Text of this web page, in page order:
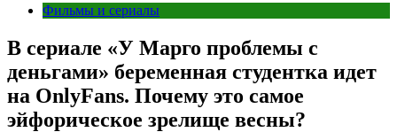
Фильмы и сериалы
В сериале «У Марго проблемы с
деньгами» беременная студентка идет
на OnlyFans. Почему это самое
эйфорическое зрелище весны?